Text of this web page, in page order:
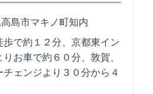
島市マキノ町知内87
歩で約１２分、京都東イン
お車で約６０分、敦賀、
チェンジより３０分から４